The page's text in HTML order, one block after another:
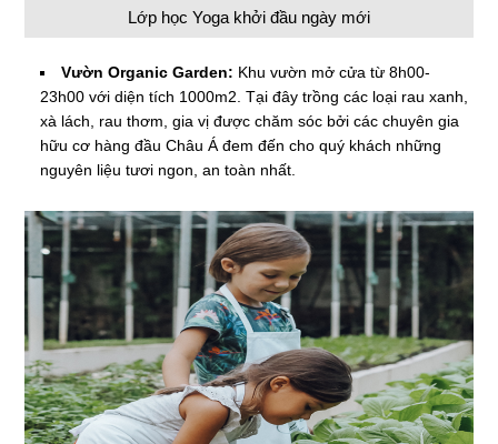
Lớp học Yoga khởi đầu ngày mới
Vườn Organic Garden: Khu vườn mở cửa từ 8h00-
23h00 với diện tích 1000m2. Tại đây trồng các loại rau xanh,
xà lách, rau thơm, gia vị được chăm sóc bởi các chuyên gia
hữu cơ hàng đầu Châu Á đem đến cho quý khách những
nguyên liệu tươi ngon, an toàn nhất.